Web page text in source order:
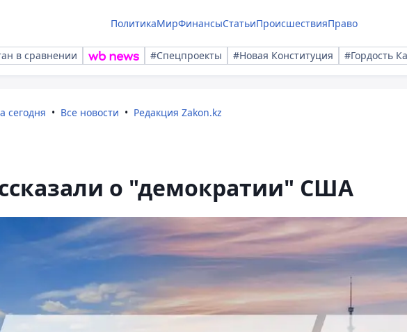
ПолитикаМирФинансыСтатьиПроисшествияПраво
в сравнении #Спецпроекты #Новая Конституция #Гордость
сегодня Все новости Редакция Zakon.kz
о "демократии" США